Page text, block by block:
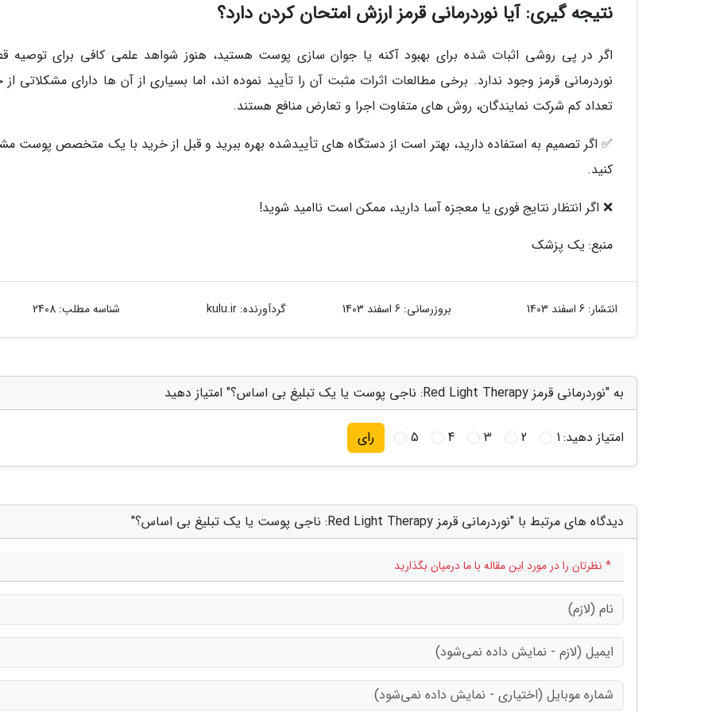
نتیجه گیری: آیا نوردرمانی قرمز ارزش امتحان کردن دارد؟
اگر در پی روشی اثبات شده برای بهبود آکنه یا جوان سازی پوست هستید، هنوز شواهد علمی کافی برای توصیه
نوردرمانی قرمز وجود ندارد. برخی مطالعات اثرات مثبت آن را تأیید نموده اند، اما بسیاری از آن ها دارای مشکلاتی از
تعداد کم شرکت نمایندگان، روش های متفاوت اجرا و تعارض منافع هستند.
✅ اگر تصمیم به استفاده دارید، بهتر است از دستگاه های تأییدشده بهره ببرید و قبل از خرید با یک متخصص پوست
کنید.
❌ اگر انتظار نتایج فوری یا معجزه آسا دارید، ممکن است ناامید شوید!
منبع: یک پزشک
انتشار: 6 اسفند 1403 بروزرسانی: 6 اسفند 1403 گردآورنده:kulu.ir شناسه مطلب: 2408
به "نوردرمانی قرمز Red Light Therapy: ناجی پوست یا یک تبلیغ بی اساس؟" امتیاز دهید
امتیاز دهید:1
2
3
4
5 رای
دیدگاه های مرتبط با "نوردرمانی قرمز Red Light Therapy: ناجی پوست یا یک تبلیغ بی اساس؟"
* نظرتان را در مورد این مقاله با ما درمیان بگذارید